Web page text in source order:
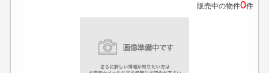
販売中の物件0件